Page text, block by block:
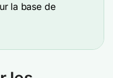
la base de